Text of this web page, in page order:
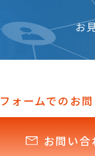
お
フォームでのお
お問い合